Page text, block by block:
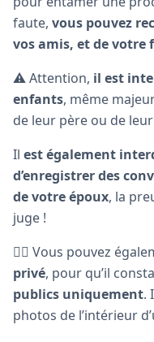
faute, vous pouvez
vos amis, et de votre
⚠️ Attention, il est
enfants, même
de leur père ou de
Il est également
d’enregistrer des
de votre époux, la
juge !
🕵🏼 Vous pouvez
privé, pour qu’il
publics uniquement.
photos de l’intérieur